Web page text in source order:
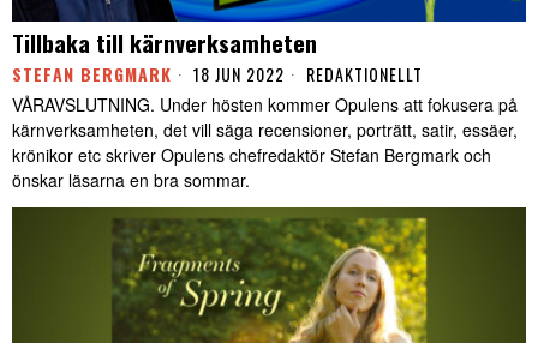
Tillbaka till kärnverksamheten
STEFAN BERGMARK 18 JUN 2022 REDAKTIONELLT
VÅRAVSLUTNING. Under hösten kommer Opulens att fokusera på
kärnverksamheten, det vill säga recensioner, porträtt, satir, essäer,
krönikor etc skriver Opulens chefredaktör Stefan Bergmark och
önskar läsarna en bra sommar.